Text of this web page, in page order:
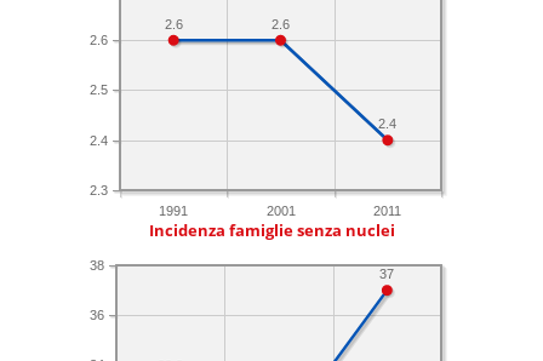
1991 2001 2011
2.3
2.4
2.5
2.6
2.4
2.6
2.6
Incidenza famiglie senza nuclei
36
38
37